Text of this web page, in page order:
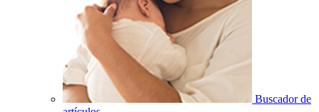
Buscador de